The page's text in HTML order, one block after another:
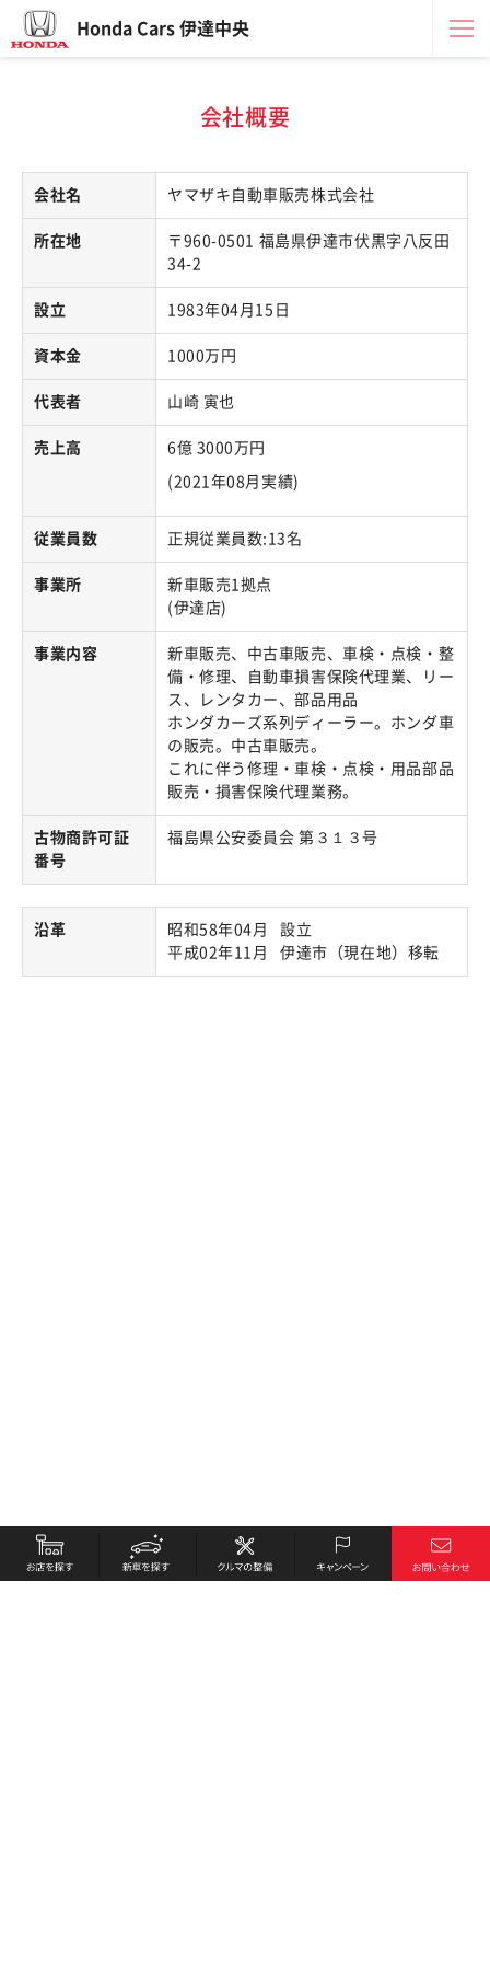
Honda Cars 伊達中央
会社概要
会社名 ヤマザキ自動車販売株式会社
所在地
〒960-0501 福島県伊達市伏黒字八反田
34-2
設立 1983年04月15日
資本金 1000万円
代表者 山崎 寅也
売上高 6億 3000万円
(2021年08月実績)
従業員数 正規従業員数:13名
事業所
新車販売1拠点
(伊達店)
事業内容
新車販売、中古車販売、車検・点検・整
備・修理、自動車損害保険代理業、リー
ス、レンタカー、部品用品
ホンダカーズ系列ディーラー。ホンダ車
の販売。中古車販売。
これに伴う修理・車検・点検・用品部品
販売・損害保険代理業務。
古物商許可証
番号
福島県公安委員会 第３１３号
沿革
昭和58年04月 設立
平成02年11月 伊達市（現在地）移転